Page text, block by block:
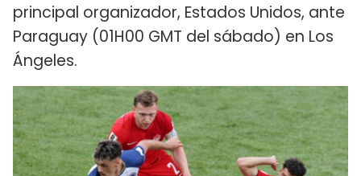
principal organizador, Estados Unidos, ante
Paraguay (01H00 GMT del sábado) en Los
Ángeles.